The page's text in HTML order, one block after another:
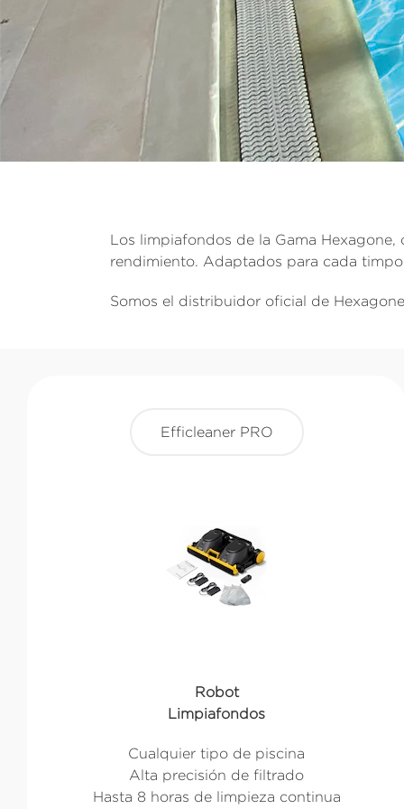
Los limpiafondos de la Gama
rendimiento. Adaptados para cada
Somos el distribuidor oficial de
Efficleaner PRO
Robot
Limpiafondos
Cualquier tipo de piscina
Alta precisión de filtrado
Hasta 8 horas de limpieza continua